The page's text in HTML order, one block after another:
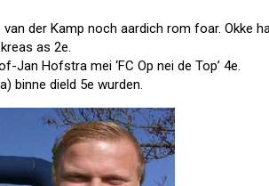
van der Kamp noch aardich rom foar. Okke
as 2e.
Jan Hofstra mei ‘FC Op nei de Top’ 4e.
binne dield 5e wurden.